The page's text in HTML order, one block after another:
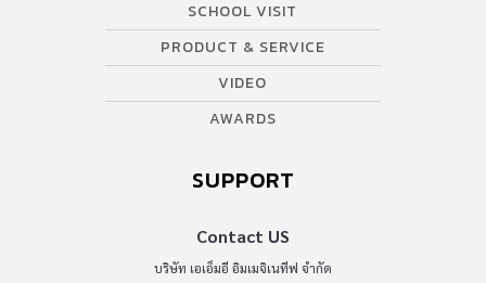
SCHOOL VISIT
PRODUCT & SERVICE
VIDEO
AWARDS
SUPPORT
Contact US
บริษัท เอเอ็มอี อิมเมจิเนทีฟ จำกัด